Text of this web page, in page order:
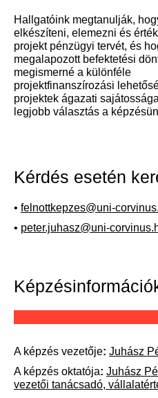
Hallgatóink megtanulják,
elkészíteni, elemezni és
projekt pénzügyi tervét, és
megalapozott befektetési
megismerné a különféle
projektfinanszírozási
projektek ágazati
legjobb választás a
Kérdés esetén
• felnottkepzes@uni-
• peter.juhasz@uni-
A képzés vezetője: Juhász
A képzés oktatója: Juhász
vezetői tanácsadó,